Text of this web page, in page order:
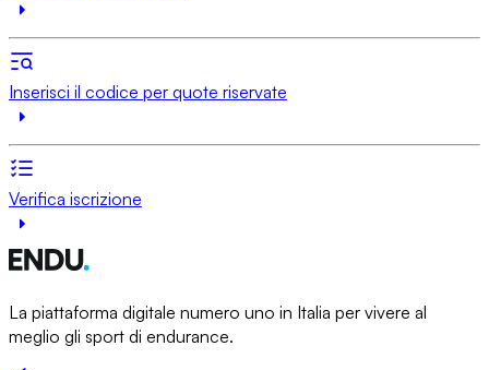
Inserisci il codice per quote riservate
Verifica iscrizione
La piattaforma digitale numero uno in Italia per vivere al
meglio gli sport di endurance.